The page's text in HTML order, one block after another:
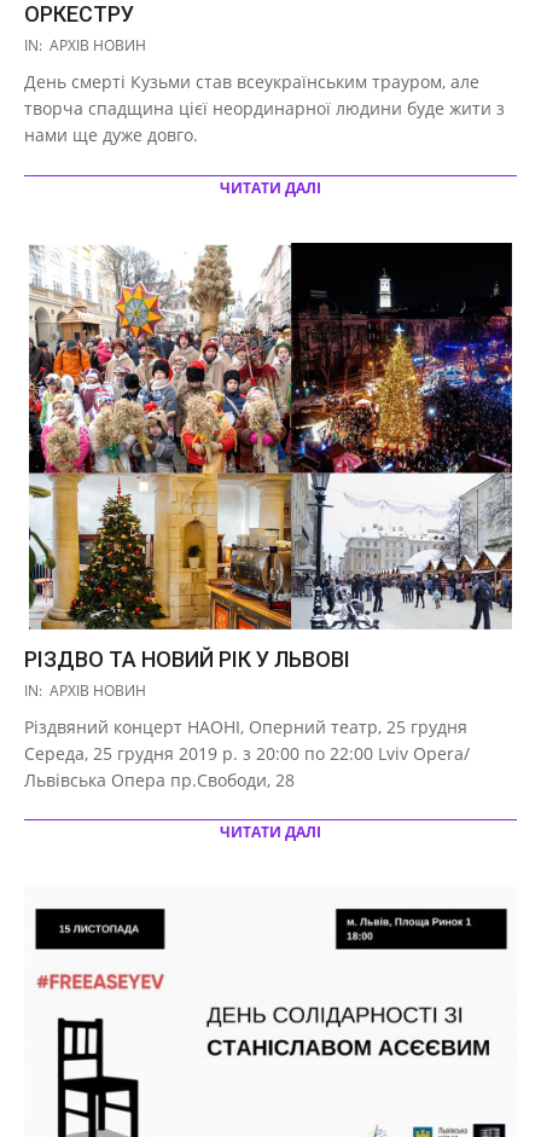
ОРКЕСТРУ
2019-
21
IN: АРХІВ НОВИН
День смерті Кузьми став всеукраїнським трауром, але
творча спадщина цієї неординарної людини буде жити з
нами ще дуже довго.
ЧИТАТИ ДАЛІ
РІЗДВО ТА НОВИЙ РІК У ЛЬВОВІ
2019-
17
IN: АРХІВ НОВИН
Різдвяний концерт НАОНІ, Оперний театр, 25 грудня
Середа, 25 грудня 2019 р. з 20:00 по 22:00 Lviv Opera/
Львівська Опера пр.Свободи, 28
ЧИТАТИ ДАЛІ